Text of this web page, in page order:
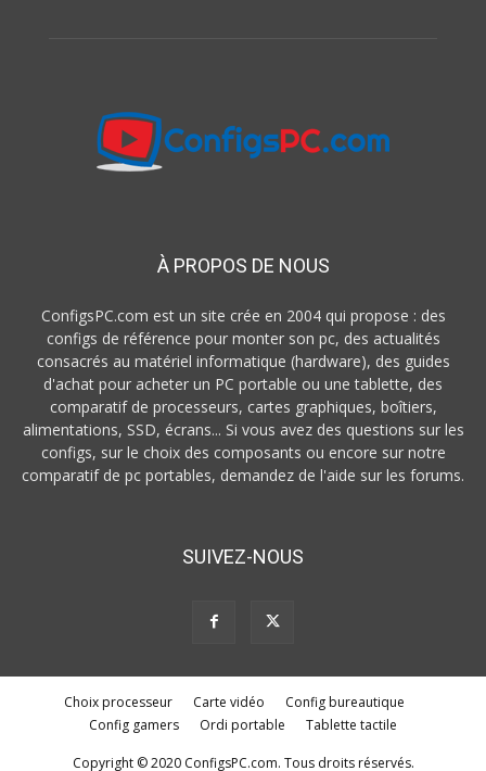
À PROPOS DE NOUS
ConfigsPC.com est un site crée en 2004 qui propose : des
configs de référence pour monter son pc, des actualités
consacrés au matériel informatique (hardware), des guides
d'achat pour acheter un PC portable ou une tablette, des
comparatif de processeurs, cartes graphiques, boîtiers,
alimentations, SSD, écrans... Si vous avez des questions sur les
configs, sur le choix des composants ou encore sur notre
comparatif de pc portables, demandez de l'aide sur les forums.
SUIVEZ-NOUS
Choix processeur Carte vidéo
Config bureautique
Config gamers
Ordi portable Tablette tactile
Copyright © 2020 ConfigsPC.com. Tous droits réservés.